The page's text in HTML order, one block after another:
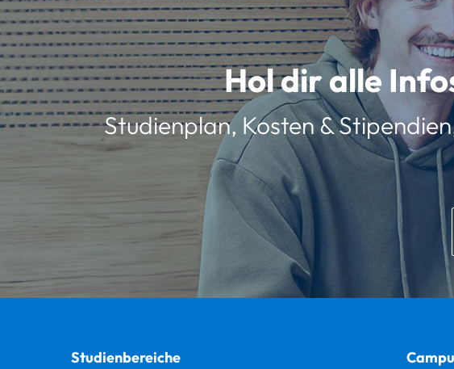
Hol dir alle
Studienplan, Kosten &
Studienbereiche